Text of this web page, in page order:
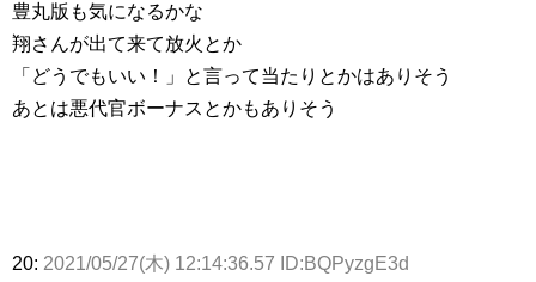
豊丸版も気になるかな
翔さんが出て来て放火とか
「どうでもいい！」と言って当たりとかはありそう
あとは悪代官ボーナスとかもありそう
20: 2021/05/27(木) 12:14:36.57 ID:BQPyzgE3d